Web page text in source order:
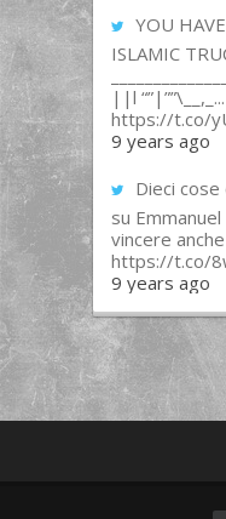
YOU
ISLAMIC
||l “”|””\__,_...
https://t.co/
9 years ago
Dieci
su
vincere
https://t.co/
9 years ago